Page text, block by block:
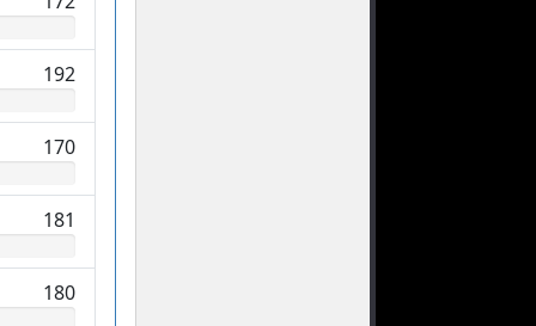
192
170
181
180